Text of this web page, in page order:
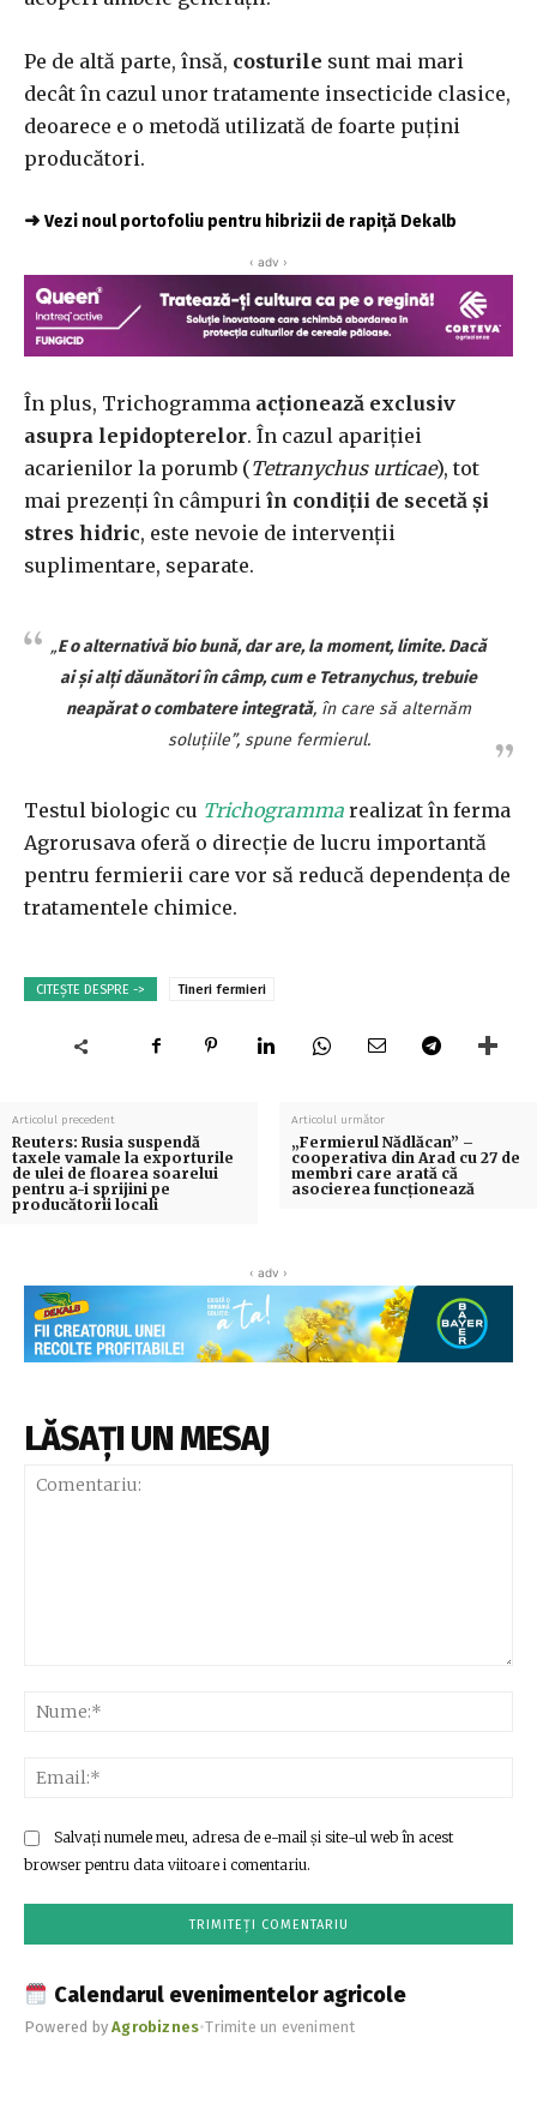
Pe de altă parte, însă, costurile sunt mai mari
decât în cazul unor tratamente insecticide clasice,
deoarece e o metodă utilizată de foarte puțini
producători.
➜ Vezi noul portofoliu pentru hibrizii de rapiță Dekalb
‹ adv ›
În plus, Trichogramma acționează exclusiv
asupra lepidopterelor. În cazul apariției
acarienilor la porumb (Tetranychus urticae), tot
mai prezenți în câmpuri în condiții de secetă și
stres hidric, este nevoie de intervenții
suplimentare, separate.
„E o alternativă bio bună, dar are, la moment, limite. Dacă
ai și alți dăunători în câmp, cum e Tetranychus, trebuie
neapărat o combatere integrată, în care să alternăm
soluțiile”, spune fermierul.
Testul biologic cu Trichogramma realizat în ferma
Agrorusava oferă o direcție de lucru importantă
pentru fermierii care vor să reducă dependența de
tratamentele chimice.
CITEȘTE DESPRE -> Tineri fermieri
Articolul precedent
Reuters: Rusia suspendă
taxele vamale la exporturile
de ulei de floarea soarelui
pentru a-i sprijini pe
producătorii locali
Articolul următor
„Fermierul Nădlăcan” –
cooperativa din Arad cu 27 de
membri care arată că
asocierea funcționează
‹ adv ›
LĂSAȚI UN MESAJ
Salvați numele meu, adresa de e-mail și site-ul web în acest
browser pentru data viitoare i comentariu.
Calendarul evenimentelor agricole
Powered byAgrobiznes•Trimite un eveniment